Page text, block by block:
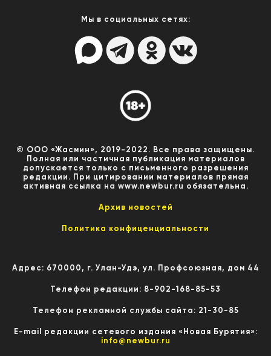
Мы в социальных сетях:
© ООО «Жасмин», 2019-2022. Все права защищены.
Полная или частичная публикация материалов
допускается только с письменного разрешения
редакции. При цитировании материалов прямая
активная ссылка на www.newbur.ru обязательна.
Архив новостей
Политика конфиценциальности
Адрес: 670000, г. Улан-Удэ, ул. Профсоюзная, дом 44
Телефон редакции: 8-902-168-85-53
Телефон рекламной службы сайта: 21-30-85
E-mail редакции сетевого издания «Новая Бурятия»:
info@newbur.ru